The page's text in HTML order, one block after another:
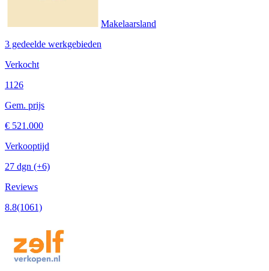
Makelaarsland
3 gedeelde werkgebieden
Verkocht
1126
Gem. prijs
€ 521.000
Verkooptijd
27 dgn (+6)
Reviews
8.8(1061)